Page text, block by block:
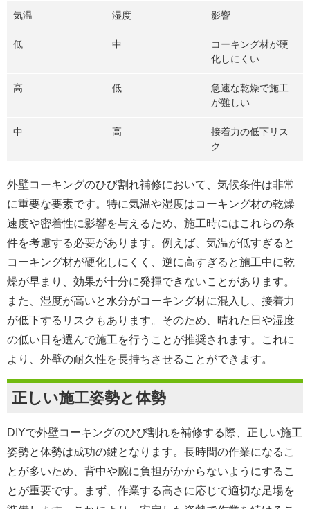
気温 湿度 影響
低 中
コーキング材が硬
化しにくい
高 低
急速な乾燥で施工
が難しい
中 高
接着力の低下リス
ク
外壁コーキングのひび割れ補修において、気候条件は非常
に重要な要素です。特に気温や湿度はコーキング材の乾燥
速度や密着性に影響を与えるため、施工時にはこれらの条
件を考慮する必要があります。例えば、気温が低すぎると
コーキング材が硬化しにくく、逆に高すぎると施工中に乾
燥が早まり、効果が十分に発揮できないことがあります。
また、湿度が高いと水分がコーキング材に混入し、接着力
が低下するリスクもあります。そのため、晴れた日や湿度
の低い日を選んで施工を行うことが推奨されます。これに
より、外壁の耐久性を長持ちさせることができます。
正しい施工姿勢と体勢
DIYで外壁コーキングのひび割れを補修する際、正しい施工
姿勢と体勢は成功の鍵となります。長時間の作業になるこ
とが多いため、背中や腕に負担がかからないようにするこ
とが重要です。まず、作業する高さに応じて適切な足場を